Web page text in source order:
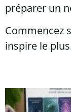
préparer un
Commencez
inspire le